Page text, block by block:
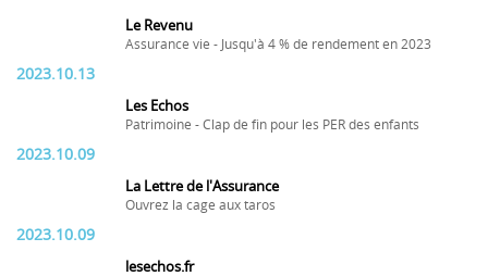
Le Revenu
Assurance vie - Jusqu'à 4 % de rendement en 2023
2023.10.13
Les Echos
Patrimoine - Clap de fin pour les PER des enfants
2023.10.09
La Lettre de l'Assurance
Ouvrez la cage aux taros
2023.10.09
lesechos.fr